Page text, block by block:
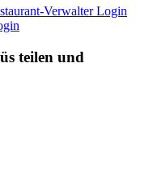
Verwalter Login
teilen und